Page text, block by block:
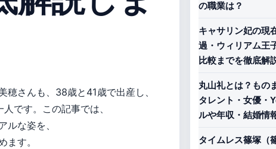
さんも、38歳と41歳で出産し、
です。この記事では、
な姿を、
す。
の職業は？
キャサリン妃の現
過・ウィリアム王
比較までを徹底解
丸山礼とは？もの
タレント・女優・
ルや年収・結婚情
タイムレス篠塚（